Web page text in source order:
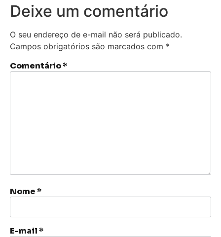
Deixe um comentário
O seu endereço de e-mail não será publicado.
Campos obrigatórios são marcados com *
Comentário*
Nome*
E-mail*